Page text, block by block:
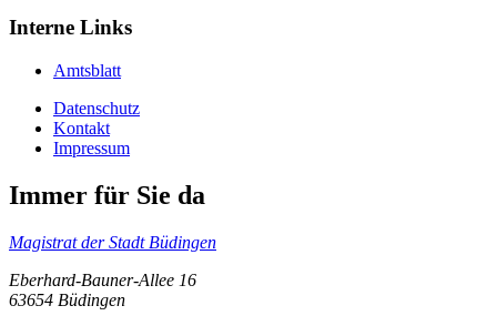
Interne Links
Amtsblatt
Datenschutz
Kontakt
Impressum
Immer für Sie da
Magistrat der Stadt Büdingen
Eberhard-Bauner-Allee 16
63654 Büdingen